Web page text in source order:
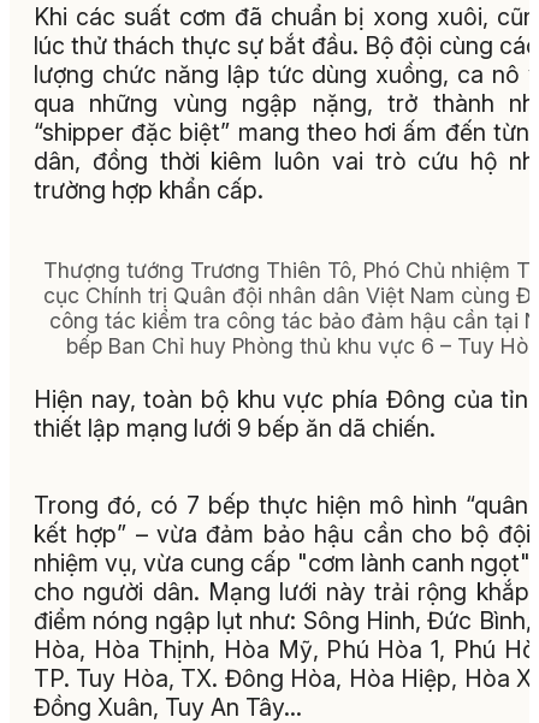
Khi các suất cơm đã chuẩn bị xong xuôi,
lúc thử thách thực sự bắt đầu. Bộ đội cùng
lượng chức năng lập tức dùng xuồng, ca nô
qua những vùng ngập nặng, trở thành
“shipper đặc biệt” mang theo hơi ấm đến
dân, đồng thời kiêm luôn vai trò cứu hộ
trường hợp khẩn cấp.
Thượng tướng Trương Thiên Tô, Phó Chủ nhiệm
cục Chính trị Quân đội nhân dân Việt Nam cùng
công tác kiểm tra công tác bảo đảm hậu cần tại
bếp Ban Chỉ huy Phòng thủ khu vực 6 – Tuy
Hiện nay, toàn bộ khu vực phía Đông của
thiết lập mạng lưới 9 bếp ăn dã chiến.
Trong đó, có 7 bếp thực hiện mô hình “quân
kết hợp” – vừa đảm bảo hậu cần cho bộ đội
nhiệm vụ, vừa cung cấp "cơm lành canh ngọt"
cho người dân. Mạng lưới này trải rộng khắp
điểm nóng ngập lụt như: Sông Hinh, Đức Bình,
Hòa, Hòa Thịnh, Hòa Mỹ, Phú Hòa 1, Phú
TP. Tuy Hòa, TX. Đông Hòa, Hòa Hiệp, Hòa
Đồng Xuân, Tuy An Tây…